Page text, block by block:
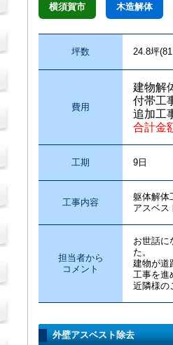
横須賀市 木造解体
坪数 24.8坪
費用
建物解
付帯工
追加工
合計金
工期 9日
工事内容
躯体解
アスベス
担当者から
コメント
お世話に
た。
建物が道
工事を進
近隣様の
外壁アスベスト除去